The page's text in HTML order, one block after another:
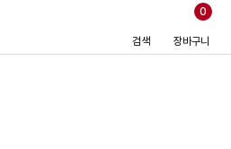
검색 장바구니
0